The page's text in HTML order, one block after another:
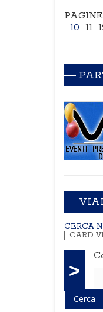
10 11
CERCA
CARD
>